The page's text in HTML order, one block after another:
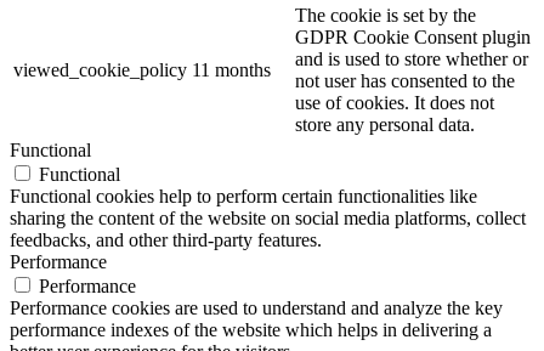
viewed_cookie_policy 11 months
The cookie is set by the
GDPR Cookie Consent plugin
and is used to store whether or
not user has consented to the
use of cookies. It does not
store any personal data.
Functional
Functional
Functional cookies help to perform certain functionalities like
sharing the content of the website on social media platforms, collect
feedbacks, and other third-party features.
Performance
Performance
Performance cookies are used to understand and analyze the key
performance indexes of the website which helps in delivering a